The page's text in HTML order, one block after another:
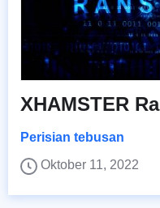
XHAMSTER
Perisian tebusan
Oktober 11, 2022